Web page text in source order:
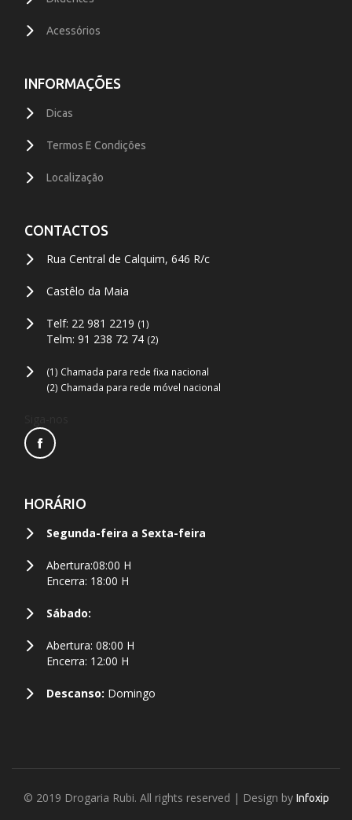
Acessórios
INFORMAÇÕES
Dicas
Termos E Condições
Localização
CONTACTOS
Rua Central de Calquim, 646 R/c
Castêlo da Maia
Telf: 22 981 2219 (1)
Telm: 91 238 72 74 (2)
(1) Chamada para rede fixa nacional
(2) Chamada para rede móvel nacional
HORÁRIO
Segunda-feira a Sexta-feira
Abertura:08:00 H
Encerra: 18:00 H
Sábado:
Abertura: 08:00 H
Encerra: 12:00 H
Descanso: Domingo
© 2019 Drogaria Rubi. All rights reserved | Design by Infoxip